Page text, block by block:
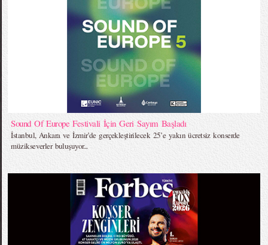
Sound Of Europe Festivali İçin Geri Sayım Başladı
İstanbul, Ankara ve İzmir’de gerçekleştirilecek 25’e yakın ücretsiz konserde
müzikseverler buluşuyor...